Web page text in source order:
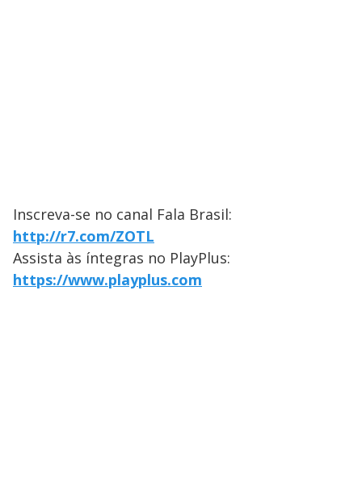
Inscreva-se no canal Fala Brasil:
http://r7.com/ZOTL
Assista às íntegras no PlayPlus:
https://www.playplus.com